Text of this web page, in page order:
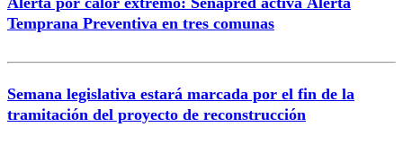
Temprana Preventiva en tres comunas
Semana legislativa estará marcada por el fin de la
tramitación del proyecto de reconstrucción